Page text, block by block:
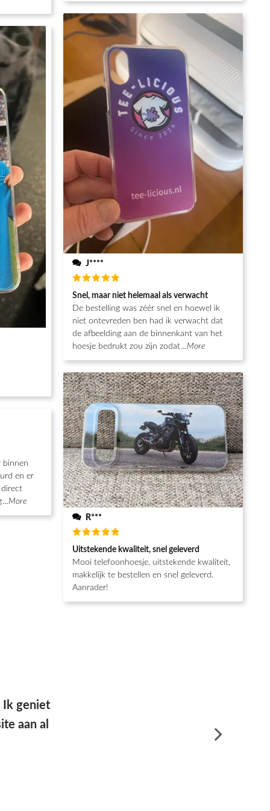
binnen
en er
direct
...More
J****
Waardering
5uit 5
Snel, maar niet helemaal als verwacht
De bestelling was zéér snel en hoewel ik
niet ontevreden ben had ik verwacht dat
de afbeelding aan de binnenkant van het
hoesje bedrukt zou zijn zodat ...More
R***
Waardering
5uit 5
Uitstekende kwaliteit, snel geleverd
Mooi telefoonhoesje, uitstekende kwaliteit,
makkelijk te bestellen en snel geleverd.
Aanrader!
goede